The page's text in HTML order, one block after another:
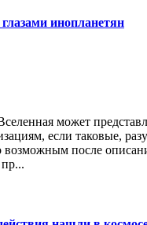
инопланетян
может
если таковые,
возможным после